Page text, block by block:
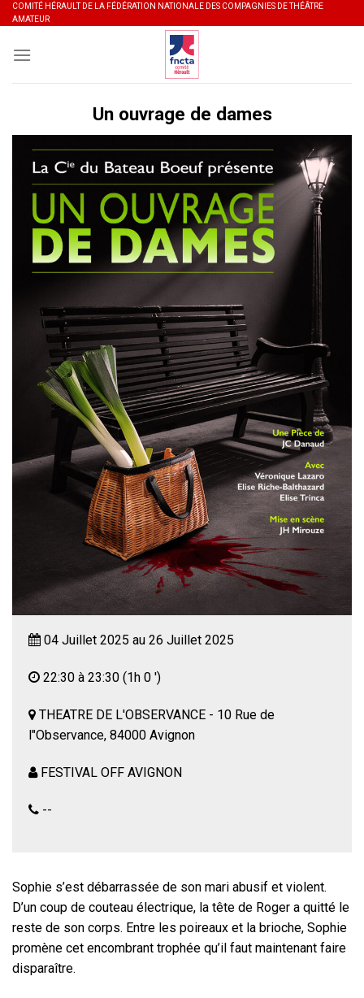
Skip
to
content
COMITÉ HÉRAULT DE LA FÉDÉRATION NATIONALE DES COMPAGNIES DE THÉÂTRE
AMATEUR
Un ouvrage de dames
04 Juillet 2025 au 26 Juillet 2025
22:30 à 23:30 (1h 0 ')
THEATRE DE L'OBSERVANCE - 10 Rue de
l"Observance, 84000 Avignon
FESTIVAL OFF AVIGNON
--
Sophie s’est débarrassée de son mari abusif et violent.
D’un coup de couteau électrique, la tête de Roger a quitté le
reste de son corps. Entre les poireaux et la brioche, Sophie
promène cet encombrant trophée qu’il faut maintenant faire
disparaître.